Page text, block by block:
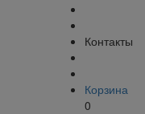
Контакты
Корзина
0